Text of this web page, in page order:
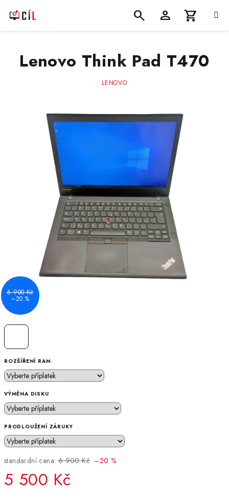
košík
ROZŠÍŘENÍ RAM
VÝMĚNA DISKU
PRODLOUŽENÍ ZÁRUKY
standardní cena: 6 900 Kč –20 %
5 500 Kč
Lenovo Think Pad T470
LENOVO
6 900 Kč
–20 %